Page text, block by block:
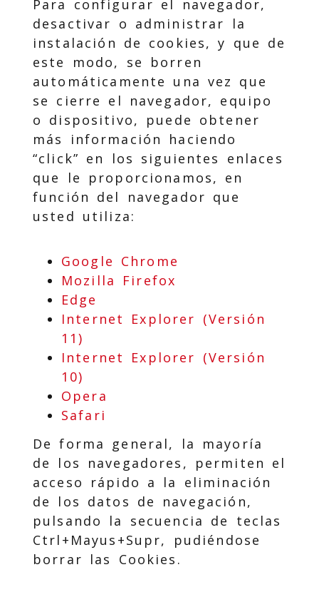
Para configurar el navegador,
desactivar o administrar la
instalación de cookies, y que de
este modo, se borren
automáticamente una vez que
se cierre el navegador, equipo
o dispositivo, puede obtener
más información haciendo
“click” en los siguientes enlaces
que le proporcionamos, en
función del navegador que
usted utiliza:
Google Chrome
Mozilla Firefox
Edge
Internet Explorer (Versión
11)
Internet Explorer (Versión
10)
Opera
Safari
De forma general, la mayoría
de los navegadores, permiten el
acceso rápido a la eliminación
de los datos de navegación,
pulsando la secuencia de teclas
Ctrl+Mayus+Supr, pudiéndose
borrar las Cookies.